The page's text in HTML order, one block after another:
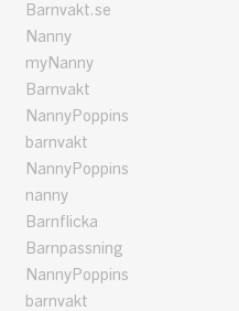
Barnvakt.se
Nanny
myNanny
Barnvakt
NannyPoppins
barnvakt
NannyPoppins
nanny
Barnflicka
Barnpassning
NannyPoppins
barnvakt